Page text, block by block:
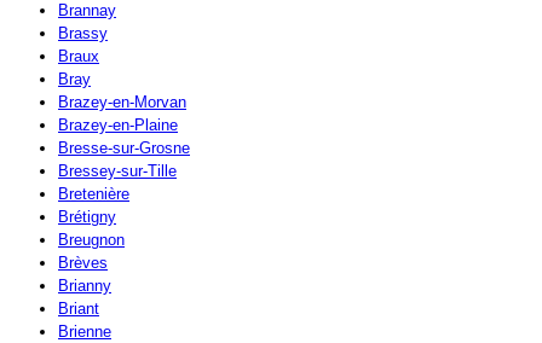
Brannay
Brassy
Braux
Bray
Brazey-en-Morvan
Brazey-en-Plaine
Bresse-sur-Grosne
Bressey-sur-Tille
Bretenière
Brétigny
Breugnon
Brèves
Brianny
Briant
Brienne